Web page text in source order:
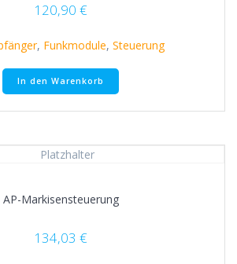
120,90 €
, Funkmodule, Steuerung
In den Warenkorb
AP-Markisensteuerung
134,03 €